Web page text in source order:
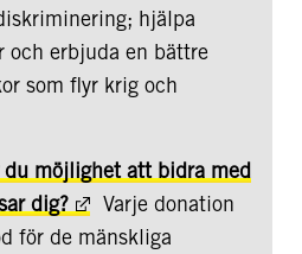
hjälpa
och erbjuda en bättre
som flyr krig och
du möjlighet att bidra med
dig?
Varje donation
för de mänskliga